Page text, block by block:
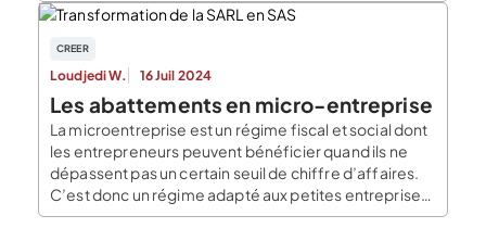
réaliser un objectif commun. Le contrat de
partenariat commercial sous-entend de créer une
relation continue […]
CREER
Loudjedi W. 16 Juil 2024
Les abattements en micro-entreprise
La microentreprise est un régime fiscal et social dont
les entrepreneurs peuvent bénéficier quand ils ne
dépassent pas un certain seuil de chiffre d’affaires.
C’est donc un régime adapté aux petites entreprises
ou aux entreprises en début d’activité. Cela résulte en